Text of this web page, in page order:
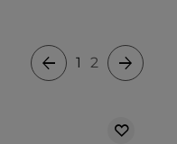
1 2